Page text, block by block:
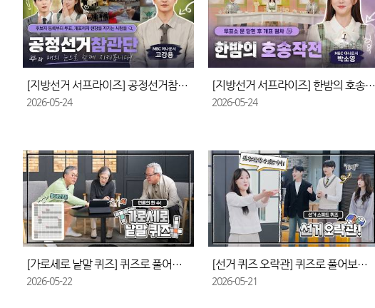
[지방선거 서프라이즈] 공정선거참관단
2026-05-24
[지방선거 서프라이즈] 한밤의 호송작전
2026-05-24
[가로세로 낱말 퀴즈] 퀴즈로 풀어보는 선거정보
2026-05-22
[선거 퀴즈 오락관] 퀴즈로 풀어보는 선거정보
2026-05-21